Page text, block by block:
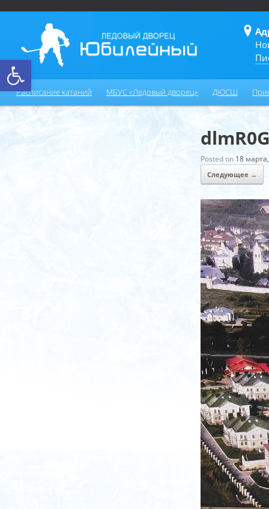
Открыть панель инструментов
Расписание катаний МБУС «Ледовый дворец» ДЮСШ
Posted on 18
Следующее →